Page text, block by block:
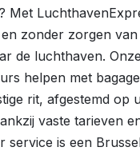
? Met
zonder zorgen
de luchthaven. Onze
helpen met
rit, afgestemd op
vaste tarieven
service is een